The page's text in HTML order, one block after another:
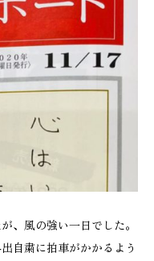
、風の強い一日でした。
自粛に拍車がかかるよう